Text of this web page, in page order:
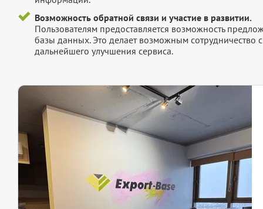
Возможность обратной связи и участие в развитии.
Пользователям предоставляется возможность
базы данных. Это делает возможным сотрудничество
дальнейшего улучшения сервиса.